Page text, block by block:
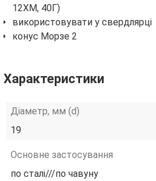
12ХМ, 40Г)
використовувати у свердлярці
конус Морзе 2
Характеристики
Діаметр, мм (d)
19
Основне застосування
по сталі///по чавуну